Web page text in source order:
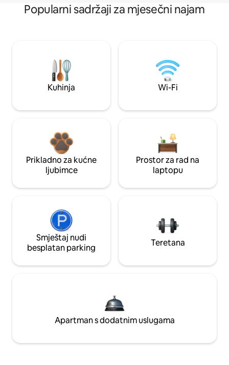
Popularni sadržaji za mjesečni najam
Kuhinja Wi-Fi
Prikladno za kućne
ljubimce
Prostor za rad na
laptopu
Smještaj nudi
besplatan parking
Teretana
Apartman s dodatnim uslugama